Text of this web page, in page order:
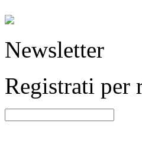
Newsletter
Registrati per